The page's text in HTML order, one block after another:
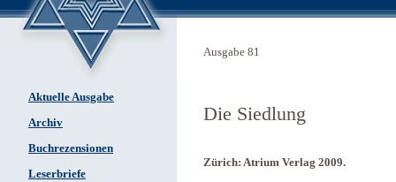
Aktuelle Ausgabe
Archiv
Buchrezensionen
Leserbriefe
Ausgabe 81
Die Siedlung
Zürich: Atrium Verlag 2009.